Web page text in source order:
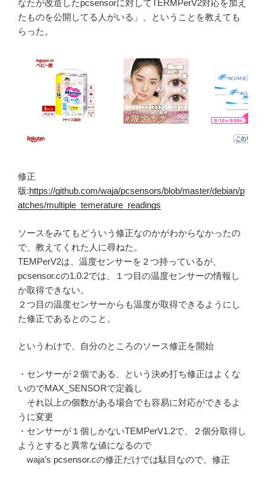
なたが改造したpcsensorに対してTERMPerV2対応を加え
たものを公開してる人がいる」、ということを教えても
らった。
修正
版:https://github.com/waja/pcsensors/blob/master/debian/p
atches/multiple_temerature_readings
ソースをみてもどういう修正なのかがわからなかったの
で、教えてくれた人に尋ねた。
TEMPerV2は、温度センサーを２つ持っているが、
pcsensor.cの1.0.2では、１つ目の温度センサーの情報し
か取得できない。
２つ目の温度センサーからも温度が取得できるようにし
た修正であるとのこと。
というわけで、自分のところのソース修正を開始
・センサーが２個である、という決め打ち修正はよくな
いのでMAX_SENSORで定義し
それ以上の個数がある場合でも容易に対応ができるよ
うに変更
・センサーが１個しかないTEMPerV1.2で、２個分取得し
ようとすると異常な値になるので
waja’s pcsensor.cの修正だけでは駄目なので、修正